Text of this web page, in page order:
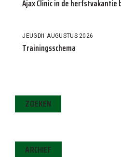
Ajax Clinic in de herfstvakantie
JEUGD1 AUGUSTUS 2026
Trainingsschema
ZOEKEN
ARCHIEF